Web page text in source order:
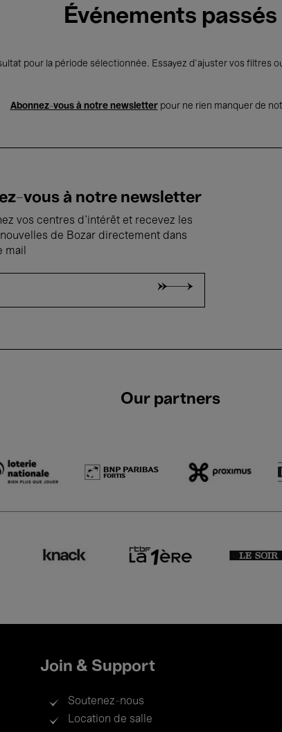
Événements passés
pour la période sélectionnée. Essayez d’ajuster vos filtres
Abonnez-vous à notre newsletterpour ne rien manquer de
vous à notre newsletter
vos centres d'intérêt et recevez les
de Bozar directement dans
mail
Our partners
Join & Support
Soutenez-nous
Location de salle